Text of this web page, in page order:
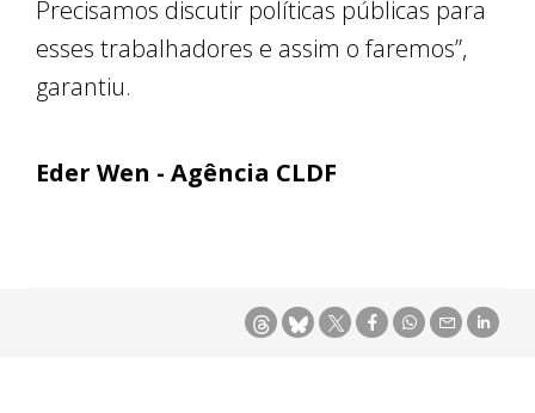
Precisamos discutir políticas públicas para
esses trabalhadores e assim o faremos”,
garantiu.
Eder Wen - Agência CLDF